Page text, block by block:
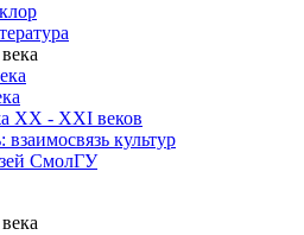
ХХ - ХХI веков
взаимосвязь культур
СмолГУ